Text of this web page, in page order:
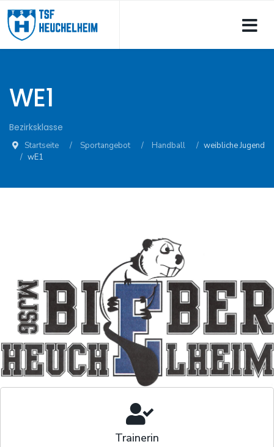
WE1
Bezirksklasse
Startseite Sportangebot Handball
weibliche Jugend
wE1
Trainerin